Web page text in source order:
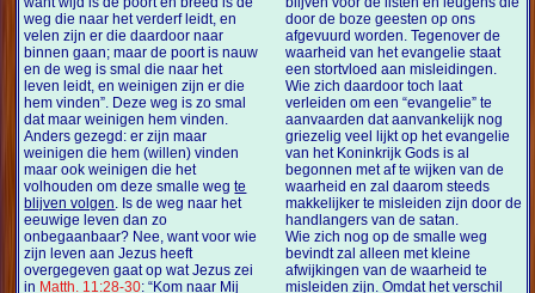
weg die naar het verderf leidt, en
velen zijn er die daardoor naar
binnen gaan; maar de poort is nauw
en de weg is smal die naar het
leven leidt, en weinigen zijn er die
hem vinden”. Deze weg is zo smal
dat maar weinigen hem vinden.
Anders gezegd: er zijn maar
weinigen die hem (willen) vinden
maar ook weinigen die het
volhouden om deze smalle wegte
blijven volgen. Is de weg naar het
eeuwige leven dan zo
onbegaanbaar? Nee, want voor wie
zijn leven aan Jezus heeft
overgegeven gaat op wat Jezus zei
in Matth. 11:28-30: “Kom naar Mij
door de boze geesten op ons
afgevuurd worden. Tegenover de
waarheid van het evangelie staat
een stortvloed aan misleidingen.
Wie zich daardoor toch laat
verleiden om een “evangelie” te
aanvaarden dat aanvankelijk nog
griezelig veel lijkt op het evangelie
van het Koninkrijk Gods is al
begonnen met af te wijken van de
waarheid en zal daarom steeds
makkelijker te misleiden zijn door de
handlangers van de satan.
Wie zich nog op de smalle weg
bevindt zal alleen met kleine
afwijkingen van de waarheid te
misleiden zijn. Omdat het verschil